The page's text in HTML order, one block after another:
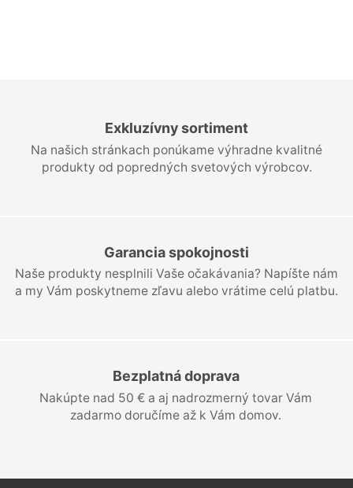
Exkluzívny sortiment
Na našich stránkach ponúkame výhradne kvalitné
produkty od popredných svetových výrobcov.
Garancia spokojnosti
Naše produkty nesplnili Vaše očakávania? Napíšte nám
a my Vám poskytneme zľavu alebo vrátime celú platbu.
Bezplatná doprava
Nakúpte nad 50 € a aj nadrozmerný tovar Vám
zadarmo doručíme až k Vám domov.